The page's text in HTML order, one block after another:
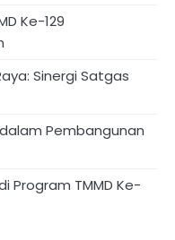
Ke-129
Sinergi Satgas
Pembangunan
Program TMMD Ke-